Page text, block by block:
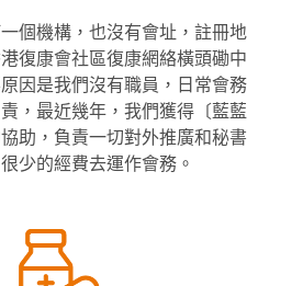
個機構，也沒有會址，註冊地
復康會社區復康網絡橫頭磡中
因是我們沒有職員，日常會務
，最近幾年，我們獲得〔藍藍
助，負責一切對外推廣和秘書
少的經費去運作會務。